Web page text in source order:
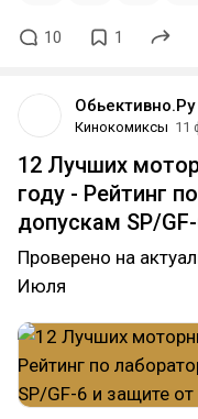
10 1
Обьективно.Ру
Кинокомиксы 11
12 Лучших
году - Рейтинг
допускам SP/
Проверено на
Июля